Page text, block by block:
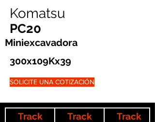
Komatsu
PC20
Miniexcavadora
300x109Kx39
SOLICITE UNA COTIZACIÓN
Track
Track
Track